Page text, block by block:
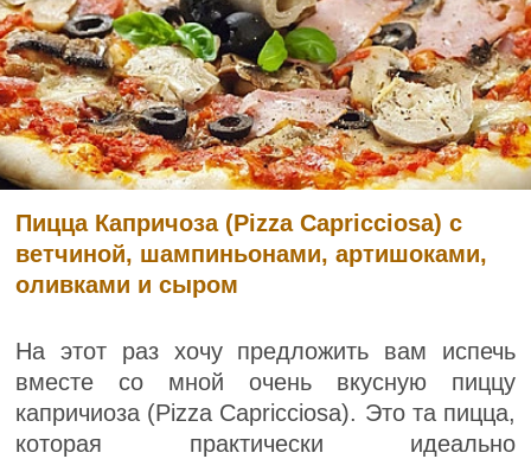
Пицца Капричоза (Pizza Capricciosa) с
ветчиной, шампиньонами, артишоками,
оливками и сыром
На этот раз хочу предложить вам испечь
вместе со мной очень вкусную пиццу
капричиоза (Pizza Capricciosa). Это та пицца,
которая практически идеально